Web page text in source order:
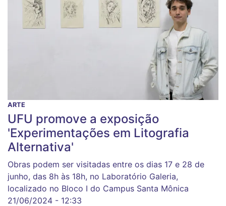
ARTE
UFU promove a exposição
'Experimentações em Litografia
Alternativa'
Obras podem ser visitadas entre os dias 17 e 28 de
junho, das 8h às 18h, no Laboratório Galeria,
localizado no Bloco I do Campus Santa Mônica
21/06/2024 - 12:33